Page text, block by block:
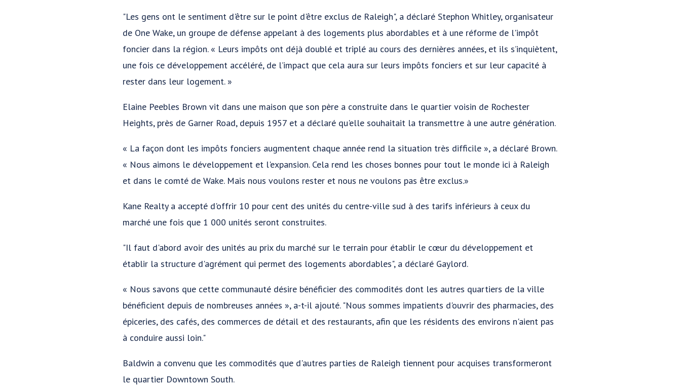
"Les gens ont le sentiment d'être sur le point d'être exclus de Raleigh", a déclaré Stephon Whitley, organisateur
de One Wake, un groupe de défense appelant à des logements plus abordables et à une réforme de l'impôt
foncier dans la région. « Leurs impôts ont déjà doublé et triplé au cours des dernières années, et ils s’inquiètent,
une fois ce développement accéléré, de l’impact que cela aura sur leurs impôts fonciers et sur leur capacité à
rester dans leur logement. »
Elaine Peebles Brown vit dans une maison que son père a construite dans le quartier voisin de Rochester
Heights, près de Garner Road, depuis 1957 et a déclaré qu'elle souhaitait la transmettre à une autre génération.
« La façon dont les impôts fonciers augmentent chaque année rend la situation très difficile », a déclaré Brown.
« Nous aimons le développement et l'expansion. Cela rend les choses bonnes pour tout le monde ici à Raleigh
et dans le comté de Wake. Mais nous voulons rester et nous ne voulons pas être exclus.»
Kane Realty a accepté d'offrir 10 pour cent des unités du centre-ville sud à des tarifs inférieurs à ceux du
marché une fois que 1 000 unités seront construites.
"Il faut d'abord avoir des unités au prix du marché sur le terrain pour établir le cœur du développement et
établir la structure d'agrément qui permet des logements abordables", a déclaré Gaylord.
« Nous savons que cette communauté désire bénéficier des commodités dont les autres quartiers de la ville
bénéficient depuis de nombreuses années », a-t-il ajouté. "Nous sommes impatients d'ouvrir des pharmacies, des
épiceries, des cafés, des commerces de détail et des restaurants, afin que les résidents des environs n'aient pas
à conduire aussi loin."
Baldwin a convenu que les commodités que d'autres parties de Raleigh tiennent pour acquises transformeront
le quartier Downtown South.